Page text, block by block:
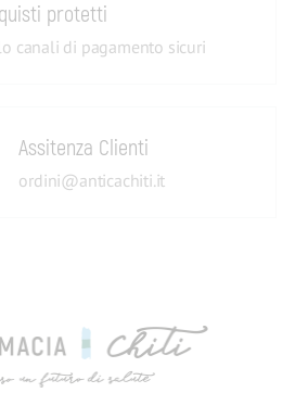
protetti
canali di pagamento sicuri
Assitenza Clienti
ordini@anticachiti.it